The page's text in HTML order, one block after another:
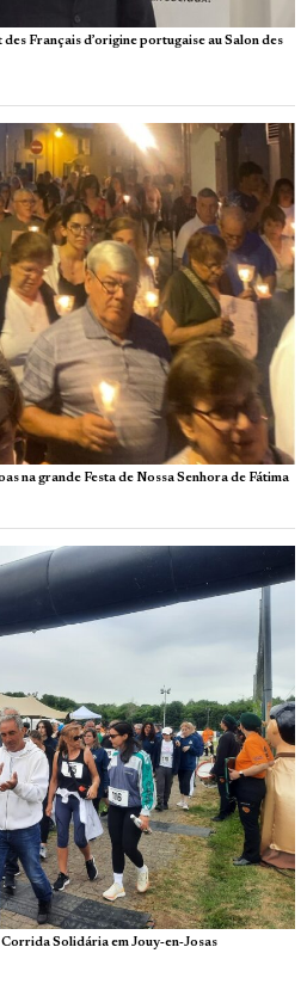
Français d’origine portugaise au Salon des
na grande Festa de Nossa Senhora de Fátima
Solidária em Jouy‑en‑Josas